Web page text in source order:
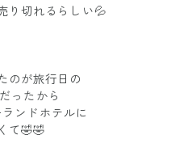
り切れるらしい💦
のが旅行日の
ったから
ンドホテルに
て🤣🤣